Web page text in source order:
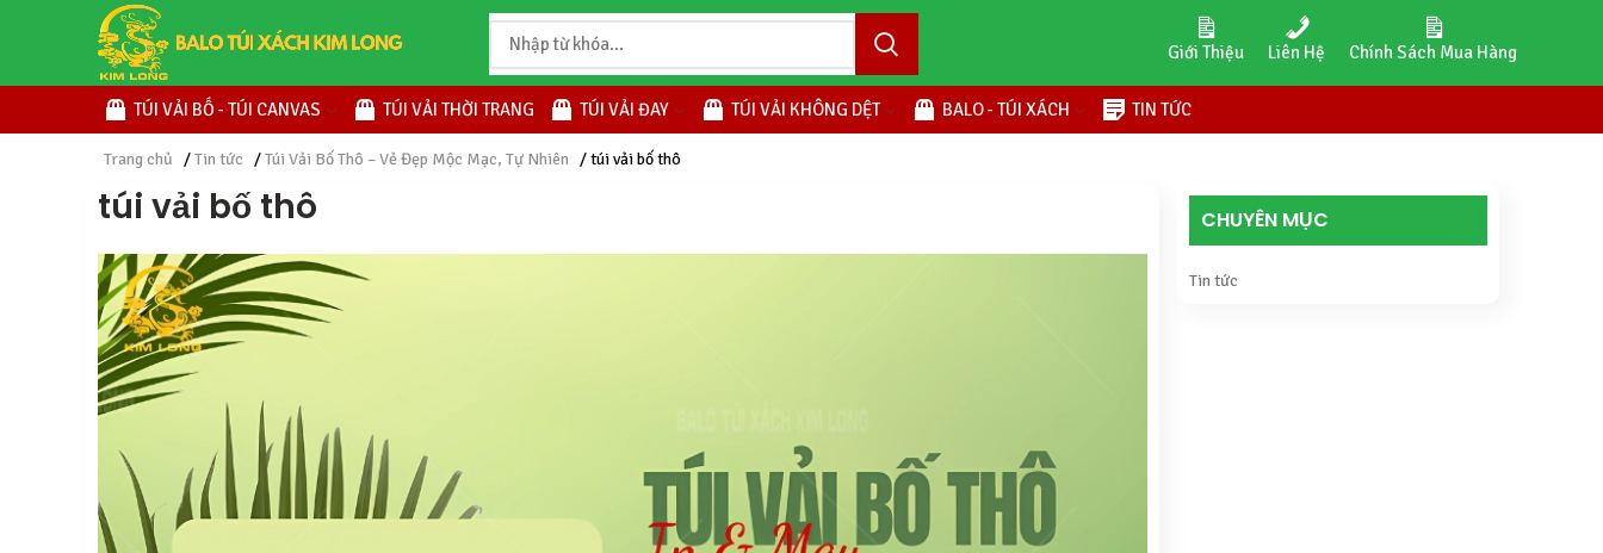
Giới Thiệu Liên Hệ Chính Sách Mua Hàng
TÚI VẢI BỐ - TÚI CANVAS TÚI VẢI THỜI TRANG TÚI VẢI ĐAY TÚI VẢI KHÔNG DỆT BALO - TÚI XÁCH TIN TỨC
Trang chủ /Tin tức /Túi Vải Bố Thô – Vẻ Đẹp Mộc Mạc, Tự Nhiên / túi vải bố thô
túi vải bố thô CHUYÊN MỤC
Tin tức